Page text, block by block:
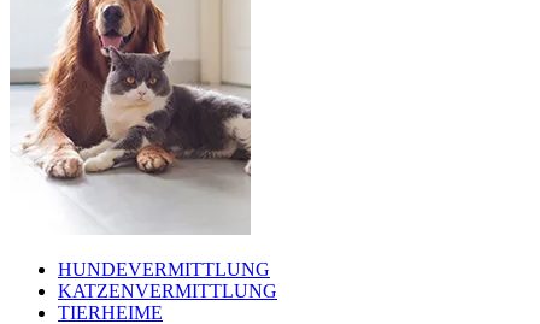
HUNDEVERMITTLUNG
KATZENVERMITTLUNG
TIERHEIME